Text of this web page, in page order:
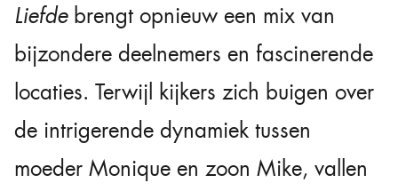
Liefdebrengt opnieuw een mix van
bijzondere deelnemers en fascinerende
locaties. Terwijl kijkers zich buigen over
de intrigerende dynamiek tussen
moeder Monique en zoon Mike, vallen